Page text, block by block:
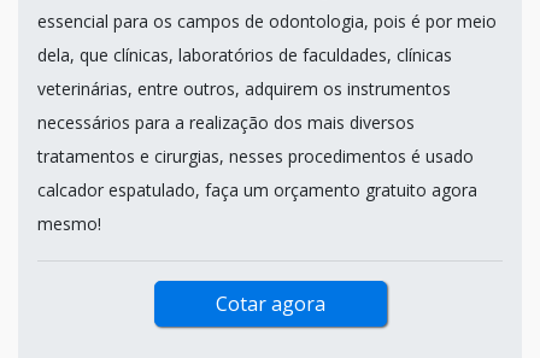
essencial para os campos de odontologia, pois é por meio
dela, que clínicas, laboratórios de faculdades, clínicas
veterinárias, entre outros, adquirem os instrumentos
necessários para a realização dos mais diversos
tratamentos e cirurgias, nesses procedimentos é usado
calcador espatulado, faça um orçamento gratuito agora
mesmo!
Cotar agora